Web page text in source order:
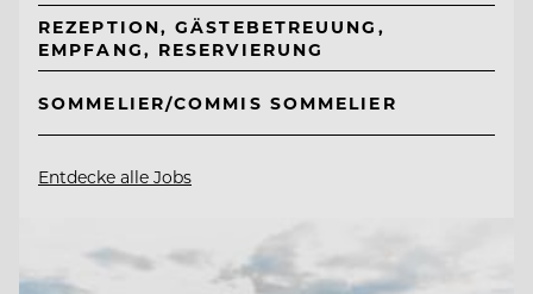
REZEPTION, GÄSTEBETREUUNG,
EMPFANG, RESERVIERUNG
SOMMELIER/COMMIS SOMMELIER
Entdecke alle Jobs